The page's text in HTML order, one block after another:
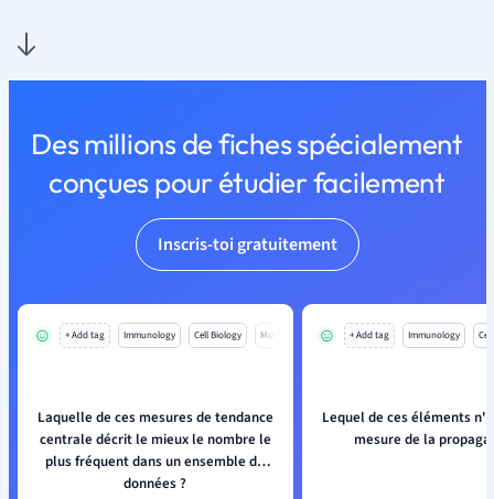
Des millions de fiches spécialement
conçues pour étudier facilement
Inscris-toi gratuitement
+ Add tag Immunology Cell Biology Mo
Laquelle de ces mesures de tendance
centrale décrit le mieux le nombre le
plus fréquent dans un ensemble de
données ?
+ Add tag Immunology
Lequel de ces éléments
mesure de la